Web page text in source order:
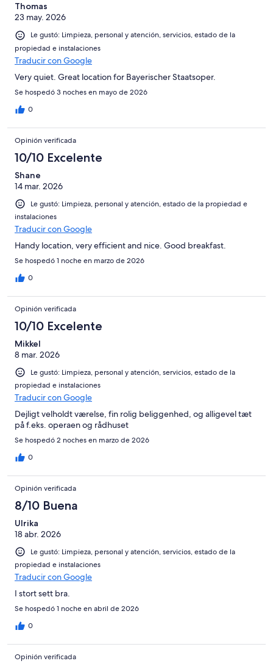
Thomas
23 may. 2026
Le gustó: Limpieza, personal y atención, servicios, estado de la
propiedad e instalaciones
Traducir con Google
Very quiet. Great location for Bayerischer Staatsoper.
Se hospedó 3 noches en mayo de 2026
0
Opinión verificada
10/10 Excelente
Shane
14 mar. 2026
Le gustó: Limpieza, personal y atención, estado de la propiedad e
instalaciones
Traducir con Google
Handy location, very efficient and nice. Good breakfast.
Se hospedó 1 noche en marzo de 2026
0
Opinión verificada
10/10 Excelente
Mikkel
8 mar. 2026
Le gustó: Limpieza, personal y atención, servicios, estado de la
propiedad e instalaciones
Traducir con Google
Dejligt velholdt værelse, fin rolig beliggenhed, og alligevel tæt
på f.eks. operaen og rådhuset
Se hospedó 2 noches en marzo de 2026
0
Opinión verificada
8/10 Buena
Ulrika
18 abr. 2026
Le gustó: Limpieza, personal y atención, servicios, estado de la
propiedad e instalaciones
Traducir con Google
I stort sett bra.
Se hospedó 1 noche en abril de 2026
0
Opinión verificada